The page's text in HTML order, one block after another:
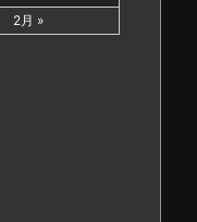
2月 »